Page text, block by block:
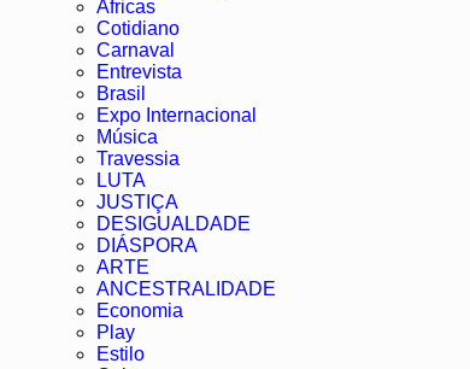
Áfricas
Cotidiano
Carnaval
Entrevista
Brasil
Expo Internacional
Música
Travessia
LUTA
JUSTIÇA
DESIGUALDADE
DIÁSPORA
ARTE
ANCESTRALIDADE
Economia
Play
Estilo